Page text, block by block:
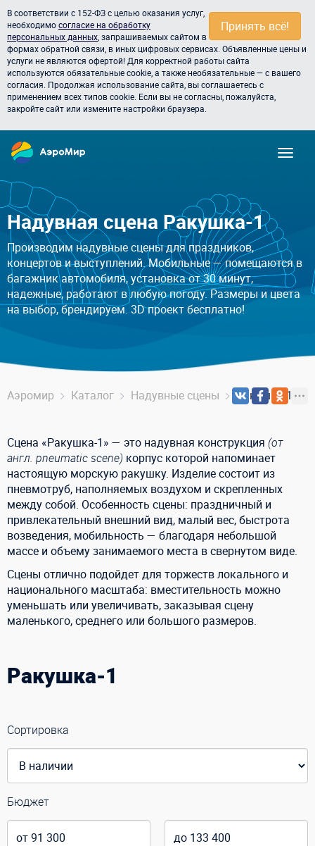
Принять всё!
В соответствии с 152-ФЗ с целью оказания услуг,
необходимосогласие на обработку
персональных данных , запрашиваемых сайтом в
формах обратной связи, в иных цифровых сервисах. Объявленные цены и
услуги не являются офертой! Для корректной работы сайта
используются обязательные cookie, а также необязательные — с вашего
согласия. Продолжая использование сайта, вы соглашаетесь с
применением всех типов cookie. Если вы не согласны, пожалуйста,
закройте сайт или измените настройки браузера.
Надувная сцена Ракушка-1
Производим надувные сцены для праздников,
концертов и выступлений. Мобильные — помещаются в
багажник автомобиля, установка от 30 минут,
надежные, работают в любую погоду. Размеры и цвета
на выбор, брендируем. 3D проект бесплатно!
Аэромир Каталог Надувные сцены Ракушка-1
Сцена «Ракушка-1» — это надувная конструкция (от
англ. pneumatic scene) корпус которой напоминает
настоящую морскую ракушку. Изделие состоит из
пневмотруб, наполняемых воздухом и скрепленных
между собой. Особенность сцены: праздничный и
привлекательный внешний вид, малый вес, быстрота
возведения, мобильность — благодаря небольшой
массе и объему занимаемого места в свернутом виде.
Сцены отлично подойдет для торжеств локального и
национального масштаба: вместительность можно
уменьшать или увеличивать, заказывая сцену
маленького, среднего или большого размеров.
Ракушка-1
Сортировка
Бюджет